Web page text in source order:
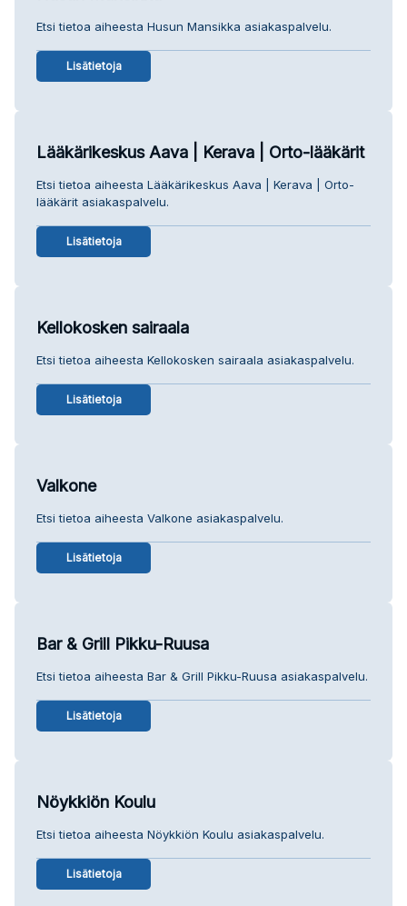
Etsi tietoa aiheesta Husun Mansikka asiakaspalvelu.
Lisätietoja
Lääkärikeskus Aava | Kerava | Orto-lääkärit
Etsi tietoa aiheesta Lääkärikeskus Aava | Kerava | Orto-
lääkärit asiakaspalvelu.
Lisätietoja
Kellokosken sairaala
Etsi tietoa aiheesta Kellokosken sairaala asiakaspalvelu.
Lisätietoja
Valkone
Etsi tietoa aiheesta Valkone asiakaspalvelu.
Lisätietoja
Bar & Grill Pikku-Ruusa
Etsi tietoa aiheesta Bar & Grill Pikku-Ruusa asiakaspalvelu.
Lisätietoja
Nöykkiön Koulu
Etsi tietoa aiheesta Nöykkiön Koulu asiakaspalvelu.
Lisätietoja